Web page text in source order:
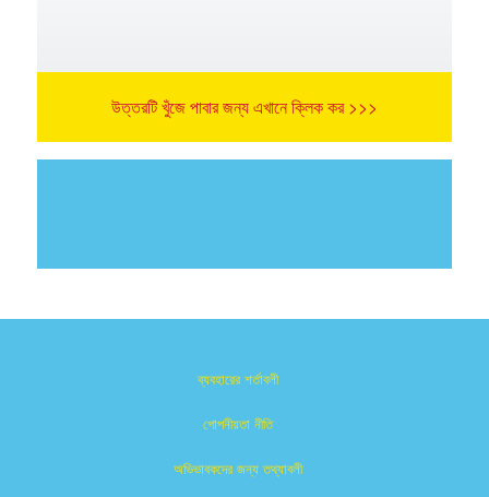
উত্তরটি খুঁজে পাবার জন্য এখানে ক্লিক কর >>>
ব্যবহারের শর্তাবলী
গোপনীয়তা নীতি
অভিভাবকদের জন্য তথ্যাবলী